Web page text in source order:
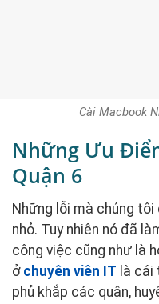
Cài Macbook
Những Ưu
Quận 6
Những lỗi mà chúng
nhỏ. Tuy nhiên nó đã
công việc cũng như là
ở chuyên viên IT là
phủ khắp các quận,